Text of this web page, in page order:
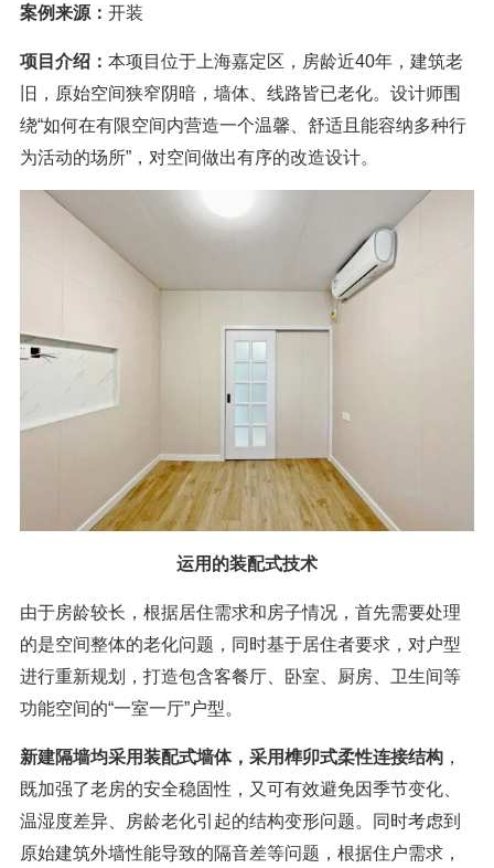
案例来源： 开装
项目介绍： 本项目位于上海嘉定区，房龄近40年，建筑老
旧，原始空间狭窄阴暗，墙体、线路皆已老化。设计师围
绕“如何在有限空间内营造一个温馨、舒适且能容纳多种行
为活动的场所”，对空间做出有序的改造设计。
运用的装配式技术
由于房龄较长，根据居住需求和房子情况，首先需要处理
的是空间整体的老化问题，同时基于居住者要求，对户型
进行重新规划，打造包含客餐厅、卧室、厨房、卫生间等
功能空间的“一室一厅”户型。
新建隔墙均采用装配式墙体，采用榫卯式柔性连接结构，
既加强了老房的安全稳固性，又可有效避免因季节变化、
温湿度差异、房龄老化引起的结构变形问题。同时考虑到
原始建筑外墙性能导致的隔音差等问题，根据住户需求，